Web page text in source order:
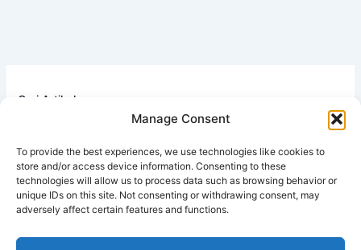
Manage Consent
To provide the best experiences, we use technologies like cookies to
store and/or access device information. Consenting to these
technologies will allow us to process data such as browsing behavior or
unique IDs on this site. Not consenting or withdrawing consent, may
adversely affect certain features and functions.
Cari Artikel
Search
Rahasia Rekrut Member Otomatis dari Rumah: Bagaimana